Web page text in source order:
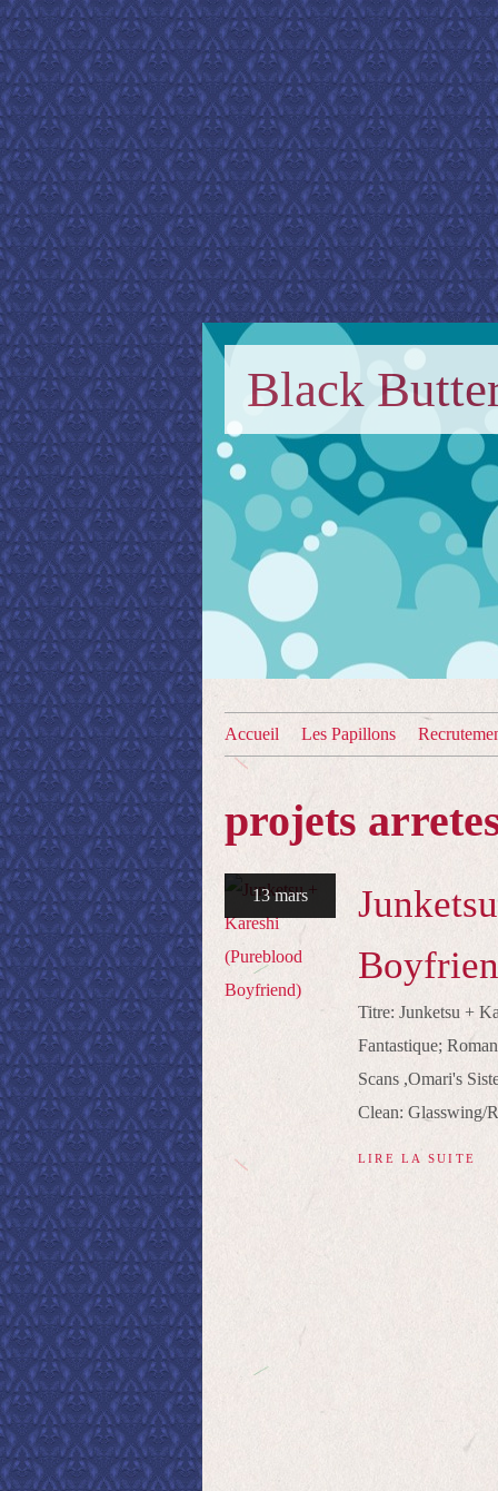
Black
Accueil Les Papillons
projets
13 mars
Titre: Junketsu +
Fantastique;
Scans ,Omari's
Clean: Glasswing/
LIRE LA SUITE